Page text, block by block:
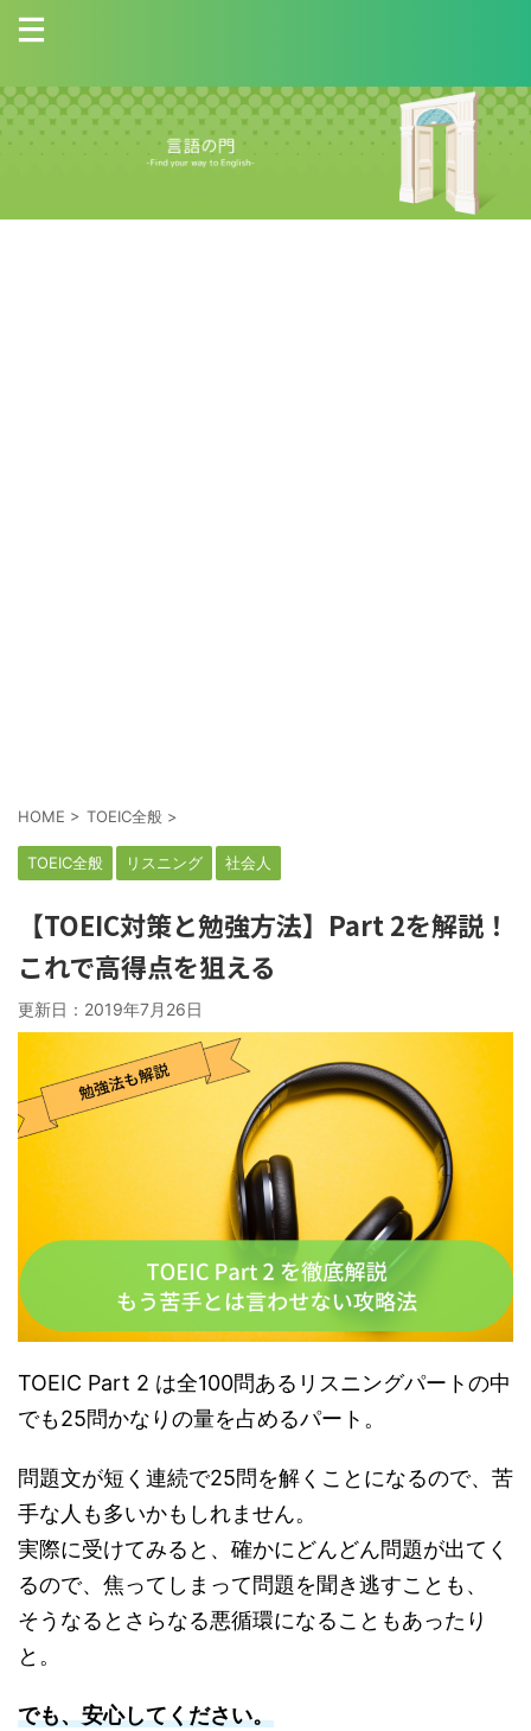
HOME > TOEIC全般 >
TOEIC全般 リスニング 社会人
【TOEIC対策と勉強方法】Part 2を解説！
これで高得点を狙える
更新日： 2019年7月26日
TOEIC Part 2 は全100問あるリスニングパートの中
でも25問かなりの量を占めるパート。
問題文が短く連続で25問を解くことになるので、苦
手な人も多いかもしれません。
実際に受けてみると、確かにどんどん問題が出てく
るので、焦ってしまって問題を聞き逃すことも、
そうなるとさらなる悪循環になることもあったり
と。
でも、安心してください。